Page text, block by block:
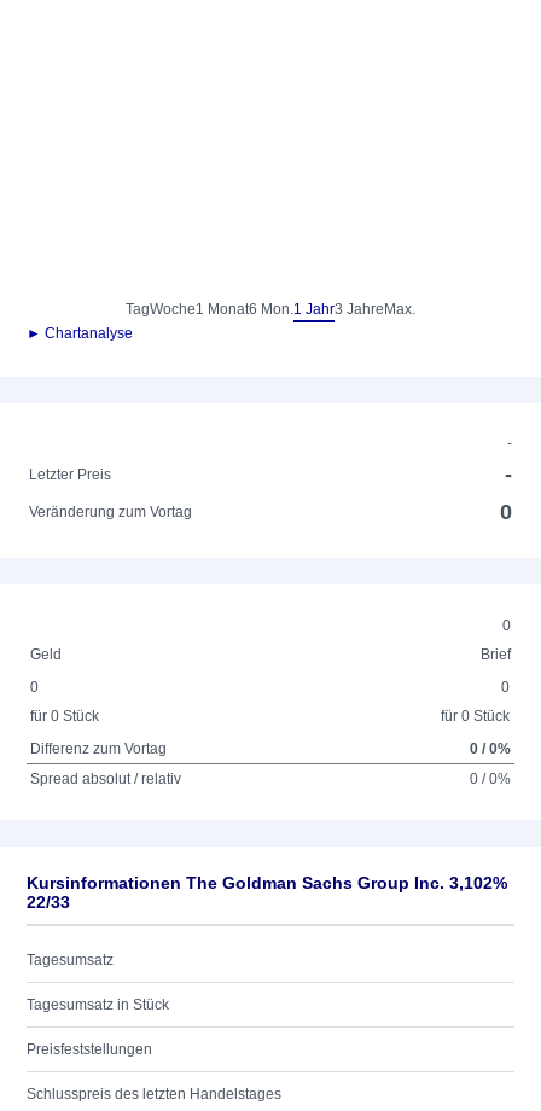
TagWoche1 Monat6 Mon.1 Jahr3 Jahre Max.
► Chartanalyse
-
Letzter Preis
-
Veränderung zum Vortag 0
0
Geld
Brief
0
für 0 Stück
0
für 0 Stück
Differenz zum Vortag
0 / 0%
Spread absolut / relativ
0 / 0%
Kursinformationen The Goldman Sachs Group Inc. 3,102%
22/33
Tagesumsatz
Tagesumsatz in Stück
Preisfeststellungen
Schlusspreis des letzten Handelstages